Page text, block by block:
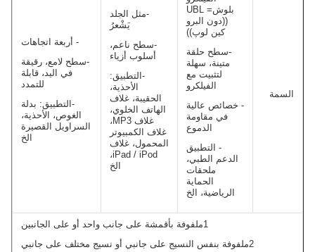
السمة
بلوش= UBL
((دون البرو
كين لوپ))
-سطح حلقة
متينة، سهلة
لتثبيت مع
الفيلكرو
- خصائص عالية
في مقاومة
الدموع
- التطبيق
الدعم الطبي،
ملحقات
الحماية
الرياضية، الخ
-مثل الجلد
يَشْعرُ
-سطح ناعم،
أسلوب أزياء
-التطبيق:
الأحذية،
الحقيبة، غلاف
الهاتف الخلوي،
غلاف MP3،
غلاف الكمبيوتر
المحمول، غلاف
iPad / iPod،
الخ
- أربعة اتجاهات
-سطح لامع، رقيقة
في اليد، قابلة
للتمدد
-التطبيق: بدلة
الغوص، الأحذية،
السراويل القصيرة
الخ
1ملفوفة بأقمشة على جانب واحد أو على الجانبين
2ملفوفة بنفس النسيج على جانبي أو نسيج مختلف على جانبي